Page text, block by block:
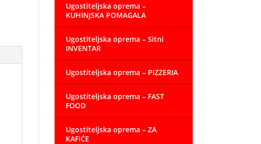
Ugostiteljska oprema –
KUHINJSKA POMAGALA
Ugostiteljska oprema – Sitni
INVENTAR
Ugostiteljska oprema – PIZZERIA
Ugostiteljska oprema – FAST
FOOD
Ugostiteljska oprema – ZA
KAFIĆE